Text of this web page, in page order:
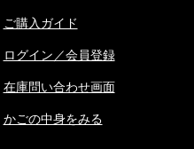
ご購入ガイド
ログイン／会員登録
在庫問い合わせ画面
かごの中身をみる